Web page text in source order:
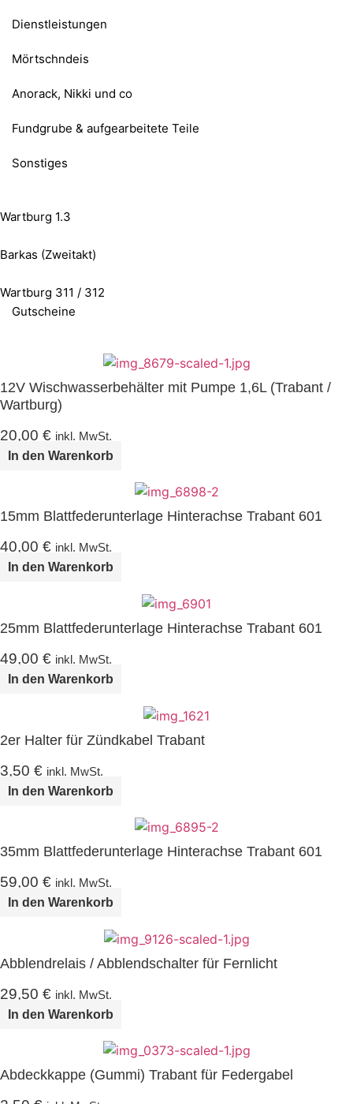
Dienstleistungen
Mörtschndeis
Anorack, Nikki und co
Fundgrube & aufgearbeitete Teile
Sonstiges
Wartburg 1.3
Barkas (Zweitakt)
Wartburg 311 / 312
Gutscheine
12V Wischwasserbehälter mit Pumpe 1,6L (Trabant /
Wartburg)
20,00 € inkl. MwSt.
In den Warenkorb
15mm Blattfederunterlage Hinterachse Trabant 601
40,00 € inkl. MwSt.
In den Warenkorb
25mm Blattfederunterlage Hinterachse Trabant 601
49,00 € inkl. MwSt.
In den Warenkorb
2er Halter für Zündkabel Trabant
3,50 € inkl. MwSt.
In den Warenkorb
35mm Blattfederunterlage Hinterachse Trabant 601
59,00 € inkl. MwSt.
In den Warenkorb
Abblendrelais / Abblendschalter für Fernlicht
29,50 € inkl. MwSt.
In den Warenkorb
Abdeckkappe (Gummi) Trabant für Federgabel